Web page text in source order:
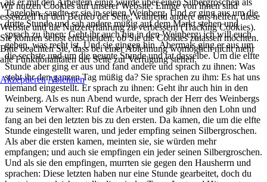
als er mit den Arbeitern einig wurde über einen Silbergroschen als
Tagelohn, sandte er sie in seinen Weinberg. Und er ging aus um die
dritte Stunde und sah andere müßig auf dem Markt stehen und
sprach zu ihnen: Geht ihr auch hin in den Weinberg; ich will euch
geben, was recht ist. Und sie gingen hin. Abermals ging er aus um
die sechste und um die neunte Stunde und tat dasselbe. Um die elfte
Stunde aber ging er aus und fand andere und sprach zu ihnen: Was
steht ihr den ganzen Tag müßig da? Sie sprachen zu ihm: Es hat uns
niemand eingestellt. Er sprach zu ihnen: Geht ihr auch hin in den
Weinberg. Als es nun Abend wurde, sprach der Herr des Weinbergs
zu seinem Verwalter: Ruf die Arbeiter und gib ihnen den Lohn und
fang an bei den letzten bis zu den ersten. Da kamen, die um die elfte
Stunde eingestellt waren, und jeder empfing seinen Silbergroschen.
Als aber die ersten kamen, meinten sie, sie würden mehr
empfangen; und auch sie empfingen ein jeder seinen Silbergroschen.
Und als sie den empfingen, murrten sie gegen den Hausherrn und
sprachen: Diese letzten haben nur eine Stunde gearbeitet, doch du
Wir nutzen Cookies auf unserer Website. Einige von ihnen sind
essenziell für den Betrieb der Seite, während andere uns helfen, diese
Website und die Nutzererfahrung zu verbessern (Tracking Cookies).
Sie können selbst entscheiden, ob Sie die Cookies zulassen möchten.
Bitte beachten Sie, dass bei einer Ablehnung womöglich nicht mehr
alle Funktionalitäten der Seite zur Verfügung stehen.
AkzeptierenAblehnen